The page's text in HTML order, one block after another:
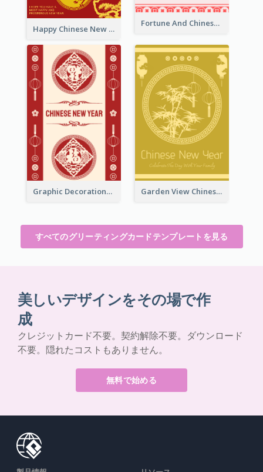
Fortune And Chinese New Year Greeting Card
Happy Chinese New Year Greeting Card With Circle illustrations
Graphic Decorations Chinese New Year Greeting Card Garden View Chinese New Year Greeting Card
すべてのグリーティングカードテンプレートを見る
美しいデザインをその場で作
成
クレジットカード不要。契約解除不要。ダウンロード
不要。隠れたコストもありません。
無料で始める